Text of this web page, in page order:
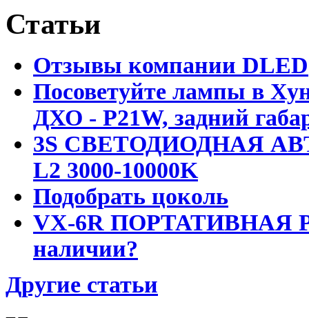
Статьи
Отзывы компании DLED
Посоветуйте лампы в
ДХО - P21W, задний
3S СВЕТОДИОДНАЯ
L2 3000-10000K
Подобрать цоколь
VX-6R ПОРТАТИВНАЯ
наличии?
Другие статьи